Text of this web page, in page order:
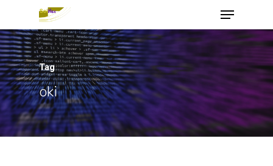
Hit enter to search or ESC to close
Tag
oki